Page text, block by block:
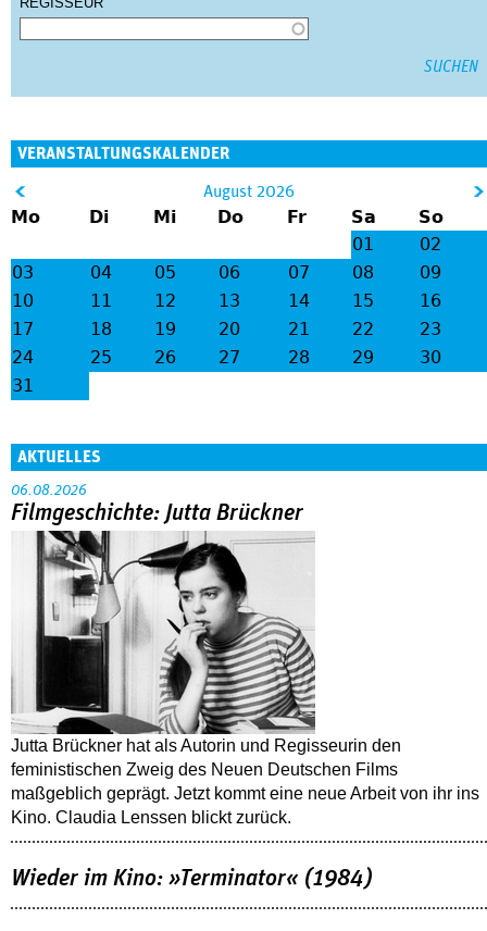
VERANSTALTUNGSKALENDER
lt;
August 2026
Mo Di Mi Do Fr Sa
So
01
02
03
04 05 06 07 08
09
10
11 12 13 14 15
16
17
18 19 20 21 22
23
24
25 26 27 28 29
30
31
AKTUELLES
06.08.2026
Filmgeschichte: Jutta Brückner
Jutta Brückner hat als Autorin und Regisseurin den
feministischen Zweig des Neuen Deutschen Films
maßgeblich geprägt. Jetzt kommt eine neue Arbeit von ihr ins
Kino. Claudia Lenssen blickt zurück.
Wieder im Kino: »Terminator« (1984)